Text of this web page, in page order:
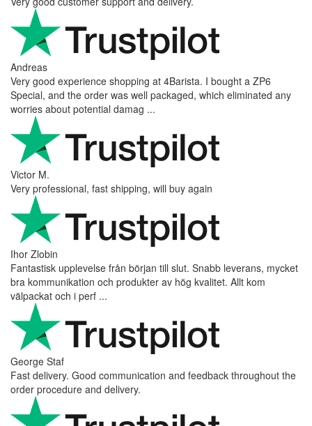
Andreas
Very good experience shopping at 4Barista. I bought a ZP6
Special, and the order was well packaged, which eliminated any
worries about potential damag ...
Victor M.
Very professional, fast shipping, will buy again
Ihor Zlobin
Fantastisk upplevelse från början till slut. Snabb leverans, mycket
bra kommunikation och produkter av hög kvalitet. Allt kom
välpackat och i perf ...
George Staf
Fast delivery. Good communication and feedback throughout the
order procedure and delivery.